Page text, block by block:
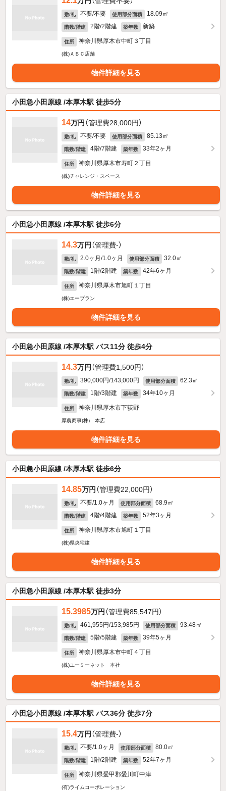
敷/礼 不要/不要 使用部分面積 18.09㎡
階数/階建 2階/2階建 築年数 新築
住所 神奈川県厚木市中町３丁目
(株)ＡＢＣ店舗
物件詳細を見る
小田急小田原線 /本厚木駅 徒歩5分
14万円 （管理費28,000円）
敷/礼 不要/不要 使用部分面積 85.13㎡
階数/階建 4階/7階建 築年数 33年2ヶ月
住所 神奈川県厚木市寿町２丁目
(株)チャレンジ・スペース
物件詳細を見る
小田急小田原線 /本厚木駅 徒歩6分
14.3万円 （管理費-）
敷/礼 2.0ヶ月/1.0ヶ月 使用部分面積 32.0㎡
階数/階建 1階/2階建 築年数 42年6ヶ月
住所 神奈川県厚木市旭町１丁目
(株)エープラン
物件詳細を見る
小田急小田原線 /本厚木駅 バス11分 徒歩4分
14.3万円 （管理費1,500円）
敷/礼 390,000円/143,000円 使用部分面積 62.3㎡
階数/階建 1階/3階建 築年数 34年10ヶ月
住所 神奈川県厚木市下荻野
厚農商事(株) 本店
物件詳細を見る
小田急小田原線 /本厚木駅 徒歩6分
14.85万円 （管理費22,000円）
敷/礼 不要/1.0ヶ月 使用部分面積 68.9㎡
階数/階建 4階/4階建 築年数 52年3ヶ月
住所 神奈川県厚木市旭町１丁目
(株)県央宅建
物件詳細を見る
小田急小田原線 /本厚木駅 徒歩3分
15.3985万円 （管理費85,547円）
敷/礼 461,955円/153,985円 使用部分面積 93.48㎡
階数/階建 5階/5階建 築年数 39年5ヶ月
住所 神奈川県厚木市中町４丁目
(株)ユーミーネット 本社
物件詳細を見る
小田急小田原線 /本厚木駅 バス36分 徒歩7分
15.4万円 （管理費-）
敷/礼 不要/1.0ヶ月 使用部分面積 80.0㎡
階数/階建 1階/2階建 築年数 52年7ヶ月
住所 神奈川県愛甲郡愛川町中津
(有)ライムコーポレーション